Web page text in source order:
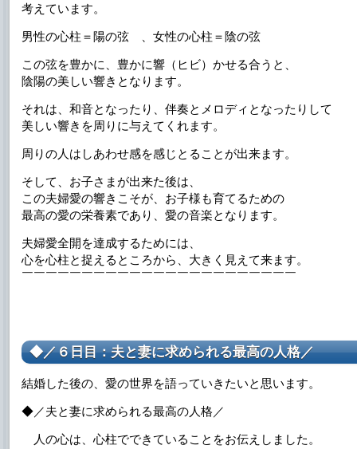
考えています。
男性の心柱＝陽の弦 、女性の心柱＝陰の弦
この弦を豊かに、豊かに響（ヒビ）かせる合うと、
陰陽の美しい響きとなります。
それは、和音となったり、伴奏とメロディとなったりして
美しい響きを周りに与えてくれます。
周りの人はしあわせ感を感じとることが出来ます。
そして、お子さまが出来た後は、
この夫婦愛の響きこそが、お子様も育てるための
最高の愛の栄養素であり、愛の音楽となります。
夫婦愛全開を達成するためには、
心を心柱と捉えるところから、大きく見えて来ます。
￣￣￣￣￣￣￣￣￣￣￣￣￣￣￣￣￣￣￣￣￣￣￣
◆／６日目：夫と妻に求められる最高の人格／
結婚した後の、愛の世界を語っていきたいと思います。
◆／夫と妻に求められる最高の人格／
人の心は、心柱でできていることをお伝えしました。